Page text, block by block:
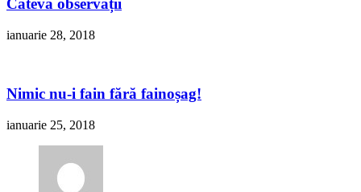
Câteva observații
ianuarie 28, 2018
Nimic nu-i fain fără fainoșag!
ianuarie 25, 2018